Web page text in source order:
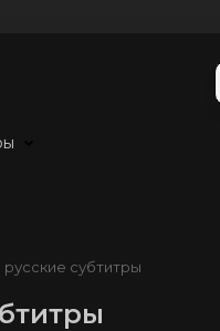
субтитры